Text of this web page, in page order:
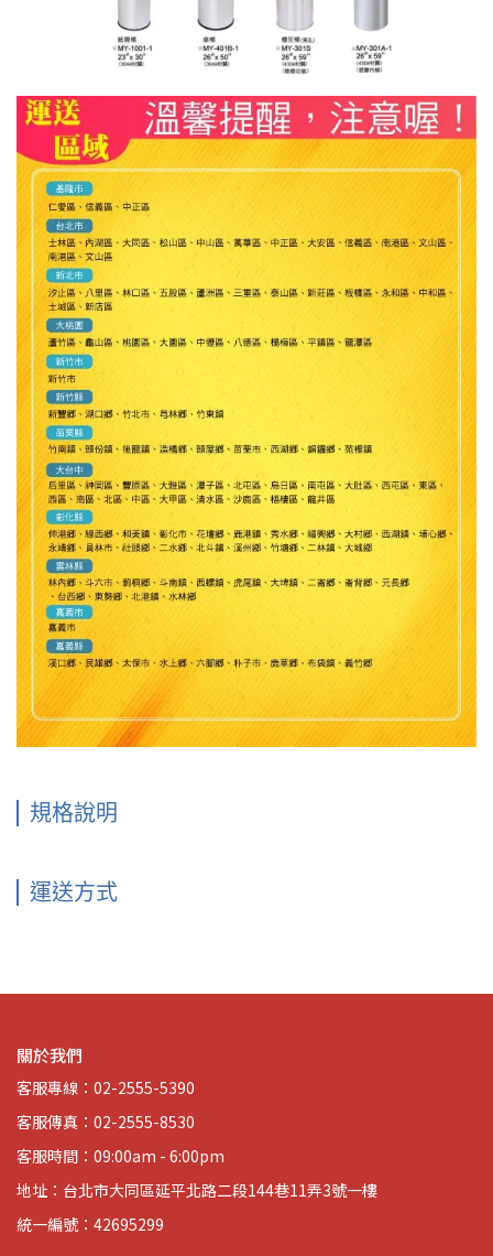
規格說明
運送方式
關於我們
客服專線：02-2555-5390
客服傳真：02-2555-8530
客服時間：09:00am - 6:00pm
地址：台北市大同區延平北路二段144巷11弄3號一樓
統一編號：42695299